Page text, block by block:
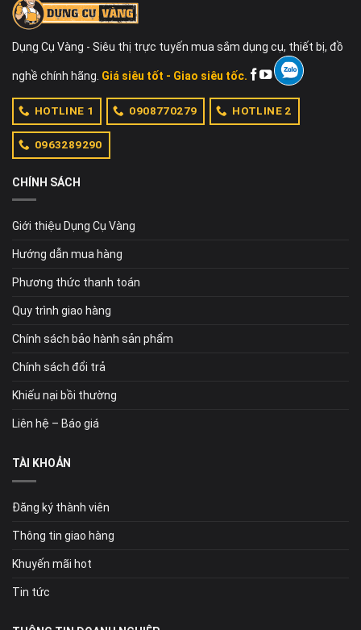
Dụng Cụ Vàng - Siêu thị trực tuyến mua sắm dụng cụ, thiết bị, đồ
nghề chính hãng. Giá siêu tốt - Giao siêu tốc.
HOTLINE 1 0908770279 HOTLINE 2
0963289290
CHÍNH SÁCH
Giới thiệu Dụng Cụ Vàng
Hướng dẫn mua hàng
Phương thức thanh toán
Quy trình giao hàng
Chính sách bảo hành sản phẩm
Chính sách đổi trả
Khiếu nại bồi thường
Liên hệ – Báo giá
TÀI KHOẢN
Đăng ký thành viên
Thông tin giao hàng
Khuyến mãi hot
Tin tức